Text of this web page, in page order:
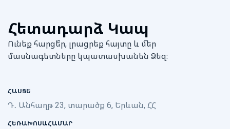
Հետադարձ Կապ
Ունեք հարցե՞ր, լրացրեք հայտը և մեր
մասնագետները կպատասխանեն Ձեզ։
ՀԱՍՑԵ
Դ․ Անհաղթ 23, տարածք 6, Երևան, ՀՀ
ՀԵՌԱԽՈՍԱՀԱՄԱՐ